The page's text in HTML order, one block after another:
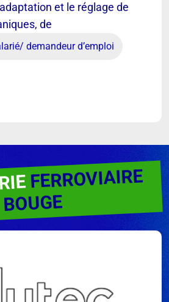
et le réglage de
de
demandeur d’emploi
FERROVIAIRE
BOUGE